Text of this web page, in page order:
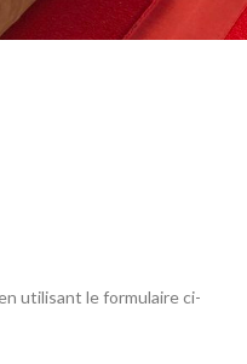
utilisant le formulaire ci-